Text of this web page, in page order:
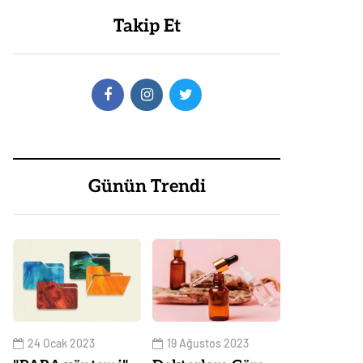
Takip Et
Günün Trendi
24 Ocak 2023 19 Ağustos 2023